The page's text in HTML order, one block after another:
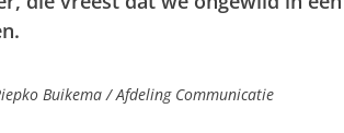
Buikema / Afdeling Communicatie